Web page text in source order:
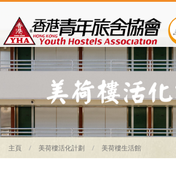
主頁 美荷樓活化計劃 美荷樓生活館